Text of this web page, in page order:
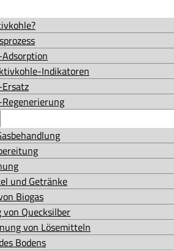
Indikatoren
und Getränke
Biogas
Quecksilber
von Lösemitteln
Bodens